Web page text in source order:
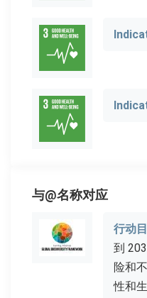
与@名称对应
行动
到
险和
性和